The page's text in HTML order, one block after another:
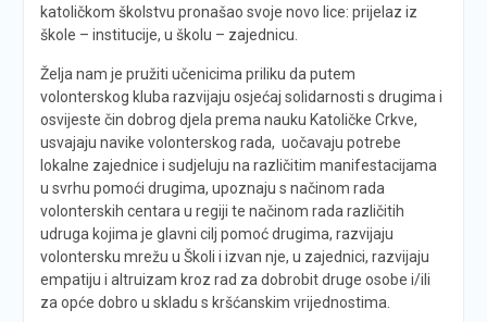
katoličkom školstvu pronašao svoje novo lice: prijelaz iz
škole – institucije, u školu – zajednicu.
Želja nam je pružiti učenicima priliku da putem
volonterskog kluba razvijaju osjećaj solidarnosti s drugima i
osvijeste čin dobrog djela prema nauku Katoličke Crkve,
usvajaju navike volonterskog rada, uočavaju potrebe
lokalne zajednice i sudjeluju na različitim manifestacijama
u svrhu pomoći drugima, upoznaju s načinom rada
volonterskih centara u regiji te načinom rada različitih
udruga kojima je glavni cilj pomoć drugima, razvijaju
volontersku mrežu u Školi i izvan nje, u zajednici, razvijaju
empatiju i altruizam kroz rad za dobrobit druge osobe i/ili
za opće dobro u skladu s kršćanskim vrijednostima.